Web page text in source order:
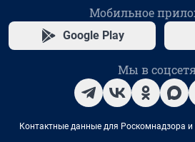
Мобильное
Google Play
Мы в
Контактные данные для Роскомнадзора и